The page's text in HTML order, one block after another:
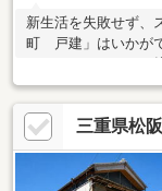
新生活を失敗せず、
町 戸建」はいかが
4DKです！中古の戸
お急ぎの方も安心し
えめの物件です(^o^)
三重県松